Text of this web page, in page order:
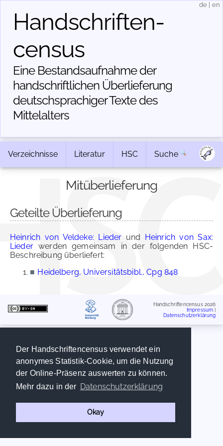
Der Handschriftencensus verwendet ein
anonymes Statistik-Cookie, um die Nutzung
der Online-Präsenz auswerten zu können.
Mehr dazu in der Datenschutzerklärung
Okay
Handschriften­
census
Eine Bestandsaufnahme der
handschriftlichen Über­lieferung
deutschsprachiger Texte des
Mittelalters
de en
Verzeichnisse Literatur HSC Suche
Mitüberlieferung
Geteilte Überlieferung
Heinrich von Veldeke: Lieder und Heinrich von Sax:
Liederwerden gemeinsam in der folgenden HSC-
Beschreibung überliefert:
■ Heidelberg, Universitätsbibl., Cpg 848
Handschriftencensus 2026
Impressum
Datenschutzerklärung